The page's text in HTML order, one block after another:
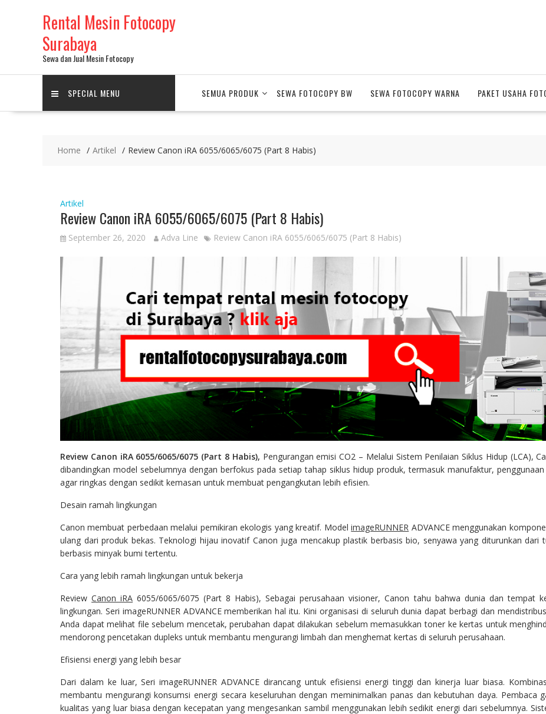
Rental Mesin Fotocopy
Surabaya
Sewa dan Jual Mesin Fotocopy
SPECIAL MENU SEMUA PRODUK SEWA FOTOCOPY BW SEWA FOTOCOPY WARNA PAKET USAHA
Home Artikel Review Canon iRA 6055/6065/6075 (Part 8 Habis)
Artikel
Review Canon iRA 6055/6065/6075 (Part 8 Habis)
September 26, 2020 Adva Line Review Canon iRA 6055/6065/6075 (Part 8 Habis)
Review Canon iRA 6055/6065/6075 (Part 8 Habis), Pengurangan emisi CO2 – Melalui Sistem Penilaian Siklus Hidup (LCA),
dibandingkan model sebelumnya dengan berfokus pada setiap tahap siklus hidup produk, termasuk manufaktur,
agar ringkas dengan sedikit kemasan untuk membuat pengangkutan lebih efisien.
Desain ramah lingkungan
Canon membuat perbedaan melalui pemikiran ekologis yang kreatif. ModelimageRUNNER ADVANCE menggunakan
ulang dari produk bekas. Teknologi hijau inovatif Canon juga mencakup plastik berbasis bio, senyawa yang diturunkan
berbasis minyak bumi tertentu.
Cara yang lebih ramah lingkungan untuk bekerja
ReviewCanon iRA 6055/6065/6075 (Part 8 Habis), Sebagai perusahaan visioner, Canon tahu bahwa dunia dan tempat
lingkungan. Seri imageRUNNER ADVANCE memberikan hal itu. Kini organisasi di seluruh dunia dapat berbagi dan
Anda dapat melihat file sebelum mencetak, perubahan dapat dilakukan sebelum memasukkan toner ke kertas untuk
mendorong pencetakan dupleks untuk membantu mengurangi limbah dan menghemat kertas di seluruh perusahaan.
Efisiensi energi yang lebih besar
Dari dalam ke luar, Seri imageRUNNER ADVANCE dirancang untuk efisiensi energi tinggi dan kinerja luar biasa.
membantu mengurangi konsumsi energi secara keseluruhan dengan meminimalkan panas dan kebutuhan daya. Pembaca
kualitas yang luar biasa dengan kecepatan yang mengesankan sambil menggunakan lebih sedikit energi dari sebelumnya.